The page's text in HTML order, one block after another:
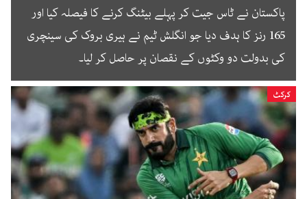
پاکستان نے ٹاس جیت کر پہلے بیٹنگ کرنے کا فیصلہ کیا اور
165 رنز کا ہدف دیا جو انگلش ٹیم نے ہیری بروک کی سینچری
کی بدولت دو وکٹوں کے نقصان پر حاصل کر لیا۔
کرکٹ